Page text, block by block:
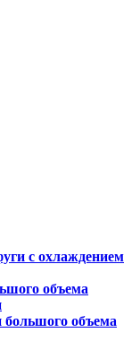
с охлаждением
объема
объема